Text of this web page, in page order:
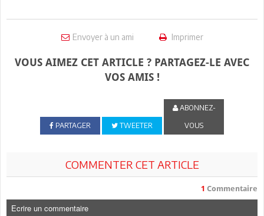
Envoyer à un ami Imprimer
VOUS AIMEZ CET ARTICLE ? PARTAGEZ-LE AVEC
VOS AMIS !
PARTAGER TWEETER
ABONNEZ-
VOUS
COMMENTER CET ARTICLE
1 Commentaire
Ecrire un commentaire